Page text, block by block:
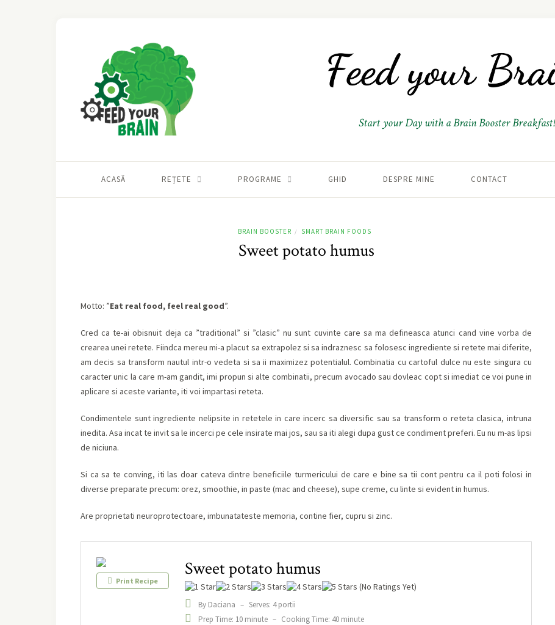
Start your Day with a Brain Booster Breakfast!
ACASĂ REȚETE PROGRAME GHID DESPRE MINE CONTACT
BRAIN BOOSTER / SMART BRAIN FOODS
Sweet potato humus
Motto: ”Eat real food, feel real good”.
Cred ca te-ai obisnuit deja ca ”traditional” si ”clasic” nu sunt cuvinte care sa ma defineasca atunci cand vine vorba de
crearea unei retete. Fiindca mereu mi-a placut sa extrapolez si sa indraznesc sa folosesc ingrediente si retete mai diferite,
am decis sa transform nautul intr-o vedeta si sa ii maximizez potentialul. Combinatia cu cartoful dulce nu este singura cu
caracter unic la care m-am gandit, imi propun si alte combinatii, precum avocado sau dovleac copt si imediat ce voi pune in
aplicare si aceste variante, iti voi impartasi reteta.
Condimentele sunt ingrediente nelipsite in retetele in care incerc sa diversific sau sa transform o reteta clasica, intruna
inedita. Asa incat te invit sa le incerci pe cele insirate mai jos, sau sa iti alegi dupa gust ce condiment preferi. Eu nu m-as lipsi
de niciuna.
Si ca sa te conving, iti las doar cateva dintre beneficiile turmericului de care e bine sa tii cont pentru ca il poti folosi in
diverse preparate precum: orez, smoothie, in paste (mac and cheese), supe creme, cu linte si evident in humus.
Are proprietati neuroprotectoare, imbunatateste memoria, contine fier, cupru si zinc.
Print Recipe
Sweet potato humus
(No Ratings Yet)
By Daciana – Serves: 4 portii
Prep Time: 10 minute – Cooking Time: 40 minute